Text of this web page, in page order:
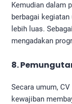
Kemudian dalam
berbagai
lebih luas.
mengadakan
8.
Secara umum,
kewajiban